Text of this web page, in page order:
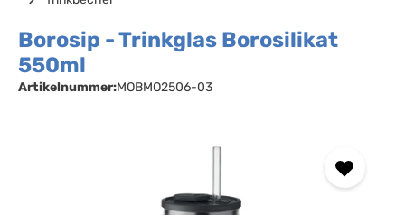
Borosip - Trinkglas Borosilikat
550ml
Artikelnummer:MOBMO2506-03